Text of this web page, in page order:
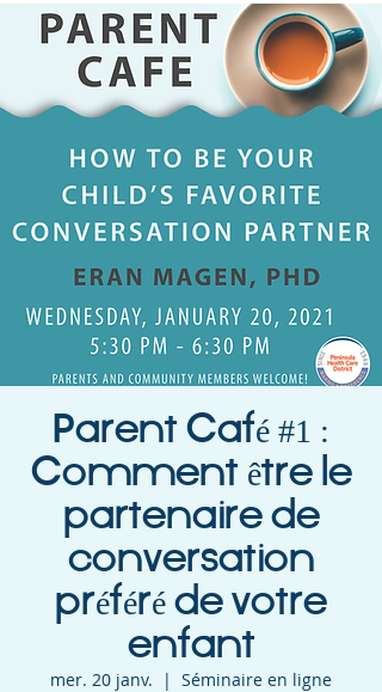
Parent Café #1 :
Comment être le
partenaire de
conversation
préféré de votre
enfant
mer. 20 janv.
  |
Séminaire en ligne